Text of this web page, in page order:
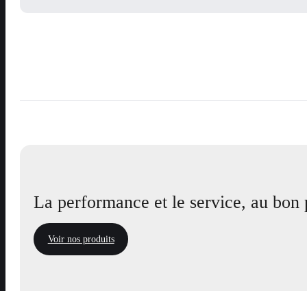
La performance et le service, au bon
Voir nos produits